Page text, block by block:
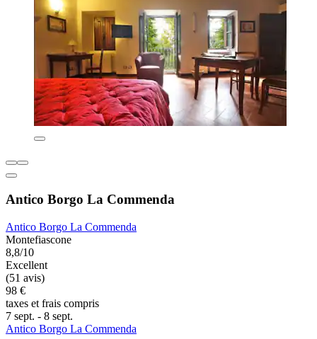
Antico Borgo La Commenda
Antico Borgo La Commenda
Montefiascone
8,8/10
Excellent
(51 avis)
98 €
taxes et frais compris
7 sept. - 8 sept.
Antico Borgo La Commenda